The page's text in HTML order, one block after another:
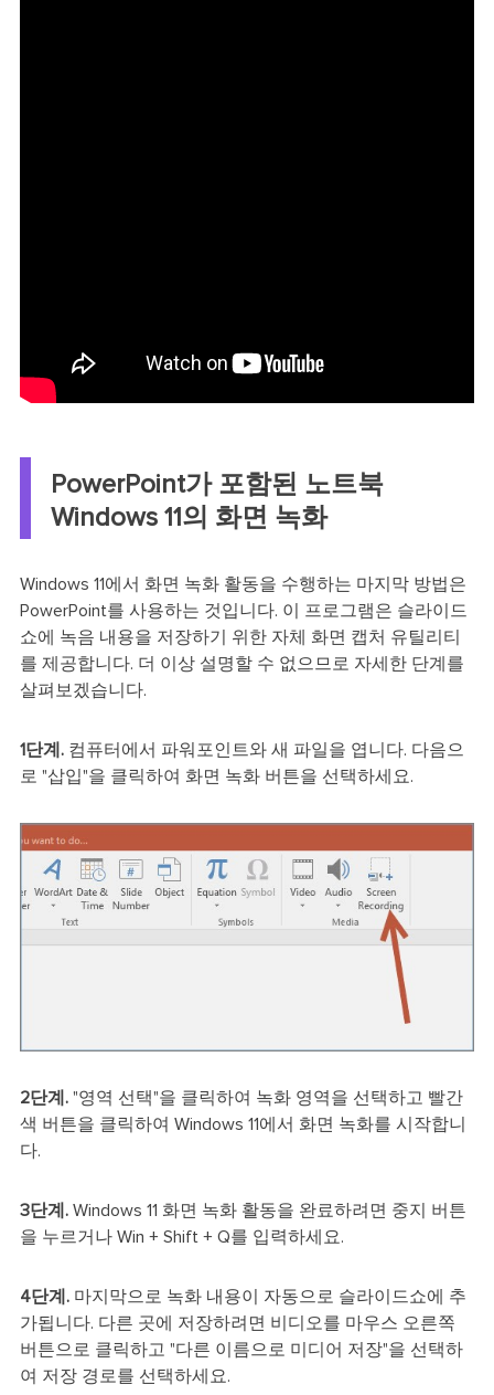
PowerPoint가 포함된 노트북
Windows 11의 화면 녹화
Windows 11에서 화면 녹화 활동을 수행하는 마지막 방법은
PowerPoint를 사용하는 것입니다. 이 프로그램은 슬라이드
쇼에 녹음 내용을 저장하기 위한 자체 화면 캡처 유틸리티
를 제공합니다. 더 이상 설명할 수 없으므로 자세한 단계를
살펴보겠습니다.
1단계.컴퓨터에서 파워포인트와 새 파일을 엽니다. 다음으
로 "삽입"을 클릭하여 화면 녹화 버튼을 선택하세요.
2단계."영역 선택"을 클릭하여 녹화 영역을 선택하고 빨간
색 버튼을 클릭하여 Windows 11에서 화면 녹화를 시작합니
다.
3단계.Windows 11 화면 녹화 활동을 완료하려면 중지 버튼
을 누르거나 Win + Shift + Q를 입력하세요.
4단계.마지막으로 녹화 내용이 자동으로 슬라이드쇼에 추
가됩니다. 다른 곳에 저장하려면 비디오를 마우스 오른쪽
버튼으로 클릭하고 "다른 이름으로 미디어 저장"을 선택하
여 저장 경로를 선택하세요.